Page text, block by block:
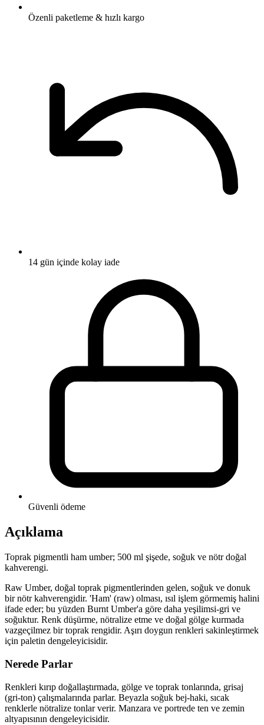
Özenli paketleme & hızlı kargo
14 gün içinde kolay iade
Güvenli ödeme
Açıklama
Toprak pigmentli ham umber; 500 ml şişede, soğuk ve nötr doğal
kahverengi.
Raw Umber, doğal toprak pigmentlerinden gelen, soğuk ve donuk
bir nötr kahverengidir. 'Ham' (raw) olması, ısıl işlem görmemiş halini
ifade eder; bu yüzden Burnt Umber'a göre daha yeşilimsi-gri ve
soğuktur. Renk düşürme, nötralize etme ve doğal gölge kurmada
vazgeçilmez bir toprak rengidir. Aşırı doygun renkleri sakinleştirmek
için paletin dengeleyicisidir.
Nerede Parlar
Renkleri kırıp doğallaştırmada, gölge ve toprak tonlarında, grisaj
(gri-ton) çalışmalarında parlar. Beyazla soğuk bej-haki, sıcak
renklerle nötralize tonlar verir. Manzara ve portrede ten ve zemin
altyapısının dengeleyicisidir.